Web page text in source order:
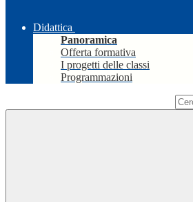
Didattica
Panoramica
Offerta formativa
I progetti delle classi
Programmazioni